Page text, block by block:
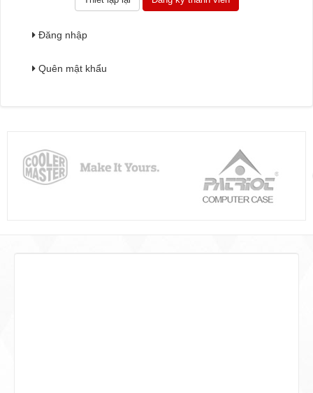
Đăng nhập
Quên mật khẩu